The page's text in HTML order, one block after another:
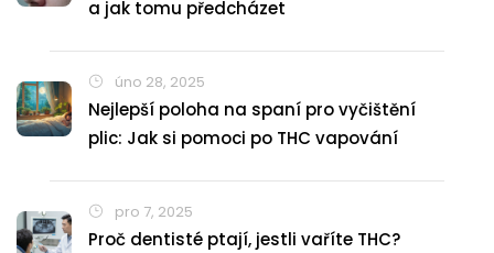
a jak tomu předcházet
úno 28, 2025
Nejlepší poloha na spaní pro vyčištění
plic: Jak si pomoci po THC vapování
pro 7, 2025
Proč dentisté ptají, jestli vaříte THC?